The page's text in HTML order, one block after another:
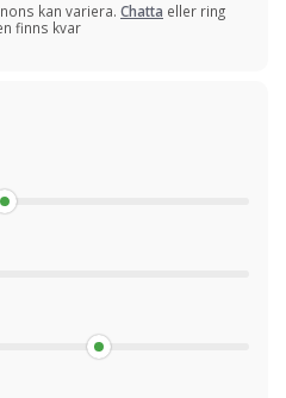
kan variera. Chatta eller ring
finns kvar